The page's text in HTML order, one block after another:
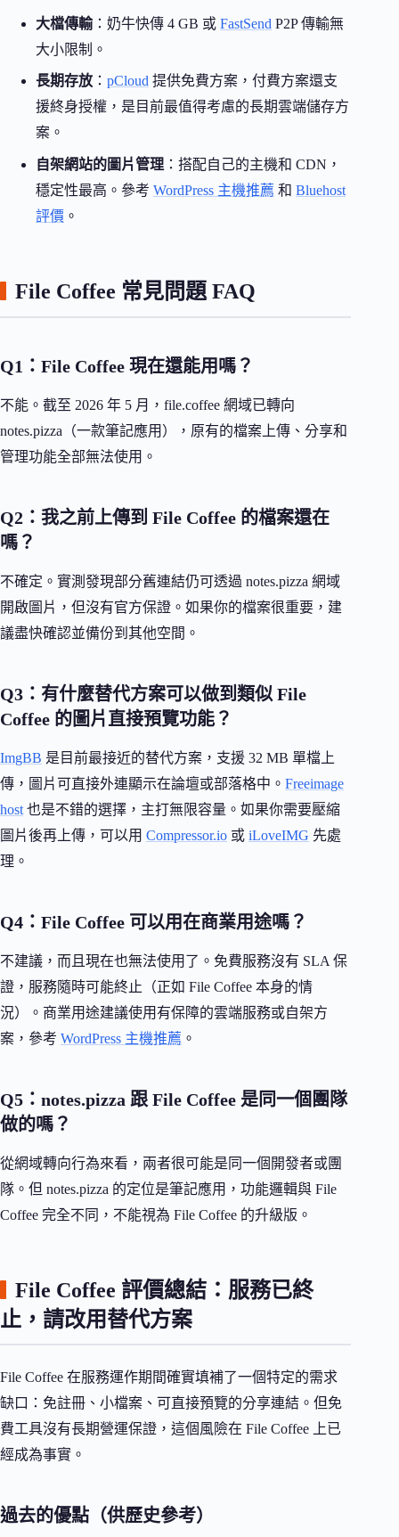
大檔傳輸：奶牛快傳 4 GB 或 FastSend P2P 傳輸無
大小限制。
長期存放 ： pCloud 提供免費方案，付費方案還支
援終身授權，是目前最值得考慮的長期雲端儲存方
案。
自架網站的圖片管理 ：搭配自己的主機和 CDN，
穩定性最高。參考 WordPress 主機推薦 和 Bluehost
評價 。
File Coffee 常見問題 FAQ
Q1：File Coffee 現在還能用嗎？
不能。截至 2026 年 5 月，file.coffee 網域已轉向
notes.pizza（一款筆記應用），原有的檔案上傳、分享和
管理功能全部無法使用。
Q2：我之前上傳到 File Coffee 的檔案還在
嗎？
不確定。實測發現部分舊連結仍可透過 notes.pizza 網域
開啟圖片，但沒有官方保證。如果你的檔案很重要，建
議盡快確認並備份到其他空間。
Q3：有什麼替代方案可以做到類似 File
Coffee 的圖片直接預覽功能？
ImgBB 是目前最接近的替代方案，支援 32 MB 單檔上
傳，圖片可直接外連顯示在論壇或部落格中。 Freeimage
host 也是不錯的選擇，主打無限容量。如果你需要壓縮
圖片後再上傳，可以用 Compressor.io 或 iLoveIMG 先處
理。
Q4：File Coffee 可以用在商業用途嗎？
不建議，而且現在也無法使用了。免費服務沒有 SLA 保
證，服務隨時可能終止（正如 File Coffee 本身的情
況）。商業用途建議使用有保障的雲端服務或自架方
案，參考 WordPress 主機推薦 。
Q5：notes.pizza 跟 File Coffee 是同一個團隊
做的嗎？
從網域轉向行為來看，兩者很可能是同一個開發者或團
隊。但 notes.pizza 的定位是筆記應用，功能邏輯與 File
Coffee 完全不同，不能視為 File Coffee 的升級版。
File Coffee 評價總結：服務已終
止，請改用替代方案
File Coffee 在服務運作期間確實填補了一個特定的需求
缺口：免註冊、小檔案、可直接預覽的分享連結。但免
費工具沒有長期營運保證，這個風險在 File Coffee 上已
經成為事實。
過去的優點（供歷史參考）